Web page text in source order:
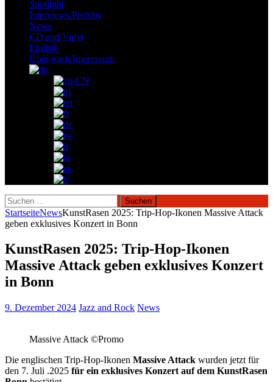
Spotlight
Interviews/Porträts
News
CD and Vinyl
English
Über mich/Impressum
Suchen
nach:
StartseiteNewsKunstRasen 2025: Trip-Hop-Ikonen Massive Attack
geben exklusives Konzert in Bonn
KunstRasen 2025: Trip-Hop-Ikonen
Massive Attack geben exklusives Konzert
in Bonn
9. Dezember 2024 Jazz and Rock News
Massive Attack ©Promo
Die englischen Trip-Hop-Ikonen Massive Attack wurden jetzt für
den 7. Juli .2025 für ein exklusives Konzert auf dem KunstRasen